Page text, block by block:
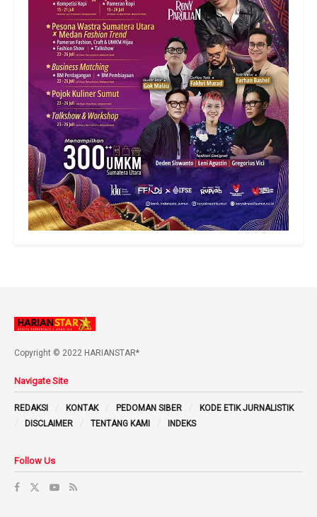
Copyright © 2022 HARIANSTAR*
Navigate Site
REDAKSI KONTAK PEDOMAN SIBER
KODE ETIK JURNALISTIK
DISCLAIMER
TENTANG KAMI INDEKS
Follow Us